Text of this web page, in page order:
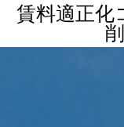
賃料適正化